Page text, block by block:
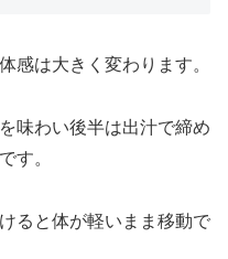
感は大きく変わります。
味わい後半は出汁で締め
す。
ると体が軽いまま移動で